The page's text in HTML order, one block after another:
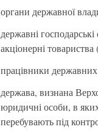
органи державної
державні
акціонерні товариства
працівники державних
держава, визнана
юридичні особи, в
перебувають під